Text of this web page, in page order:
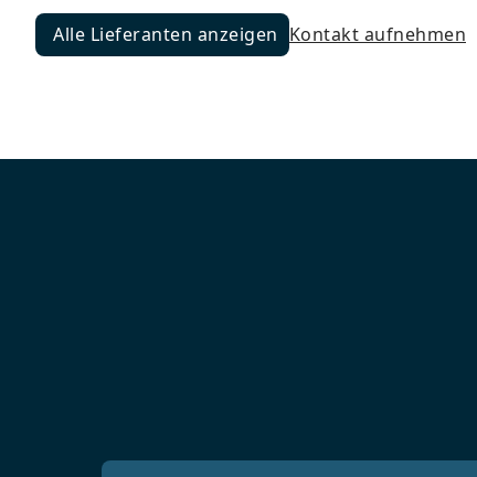
Alle Lieferanten anzeigen
Alle Lieferanten anzeigen
Kontakt aufnehmen